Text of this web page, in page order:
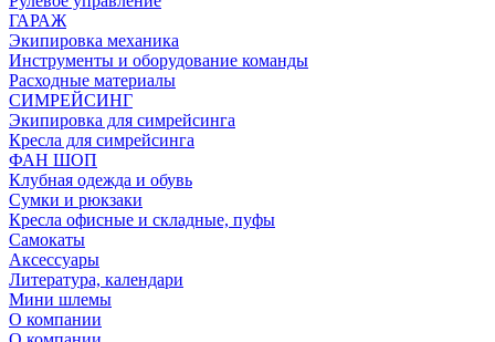
ГАРАЖ
Экипировка механика
Инструменты и оборудование команды
Расходные материалы
СИМРЕЙСИНГ
Экипировка для симрейсинга
Кресла для симрейсинга
ФАН ШОП
Клубная одежда и обувь
Сумки и рюкзаки
Кресла офисные и складные, пуфы
Самокаты
Аксессуары
Литература, календари
Мини шлемы
О компании